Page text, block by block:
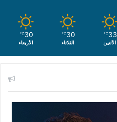
33
℃
الأثنين
30
℃
الثلاثاء
30
℃
الأربعاء